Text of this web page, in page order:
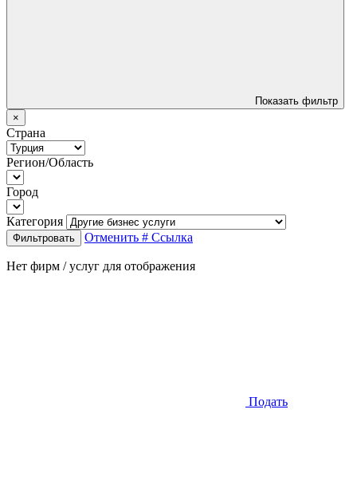
Показать фильтр
×
Страна
Регион/Область
Город
Категория
Фильтровать Отменить # Ссылка
Нет фирм / услуг для отображения
Подать